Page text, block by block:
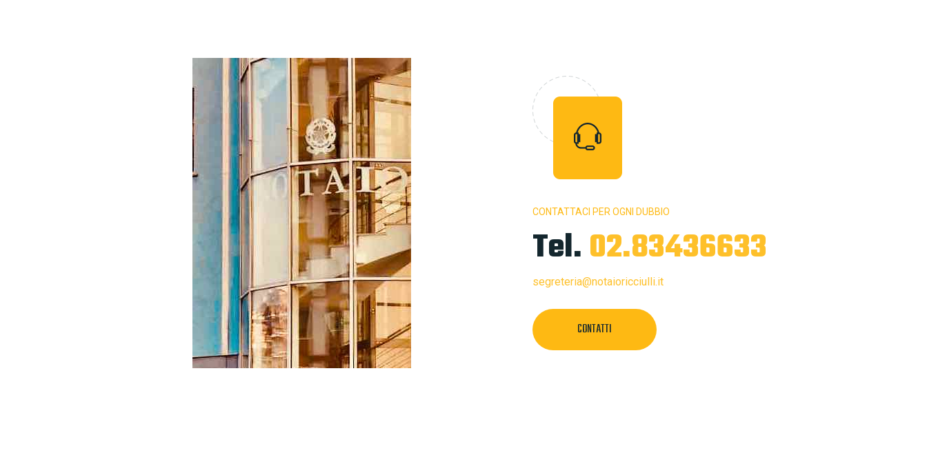
CONTATTACI PER OGNI DUBBIO
Tel.02.83436633
segreteria@notaioricciulli.it
CONTATTI